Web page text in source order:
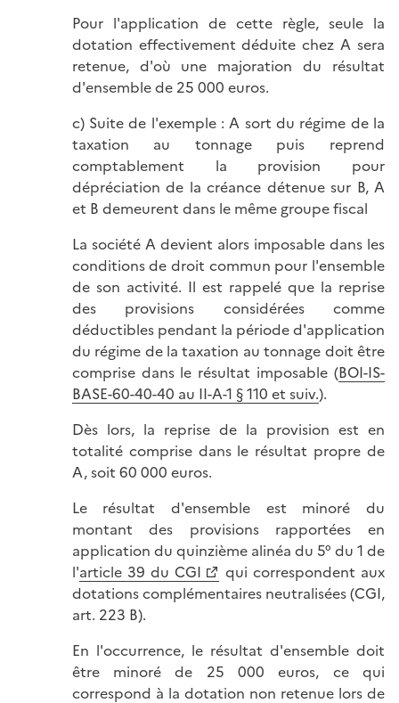
Pour l'application de cette règle, seule la
dotation effectivement déduite chez A sera
retenue, d'où une majoration du résultat
d'ensemble de 25 000 euros.
c) Suite de l'exemple : A sort du régime de la
taxation au tonnage puis reprend
comptablement la provision pour
dépréciation de la créance détenue sur B, A
et B demeurent dans le même groupe fiscal
La société A devient alors imposable dans les
conditions de droit commun pour l'ensemble
de son activité. Il est rappelé que la reprise
des provisions considérées comme
déductibles pendant la période d'application
du régime de la taxation au tonnage doit être
comprise dans le résultat imposable (BOI-IS-
BASE-60-40-40 au II-A-1 § 110 et suiv.).
Dès lors, la reprise de la provision est en
totalité comprise dans le résultat propre de
A, soit 60 000 euros.
Le résultat d'ensemble est minoré du
montant des provisions rapportées en
application du quinzième alinéa du 5° du 1 de
l'article 39 du CGI
qui correspondent aux
dotations complémentaires neutralisées (CGI,
art. 223 B).
En l'occurrence, le résultat d'ensemble doit
être minoré de 25 000 euros, ce qui
correspond à la dotation non retenue lors de